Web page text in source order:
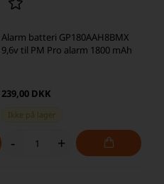
Alarm batteri GP180AAH8BMX
9,6v til PM Pro alarm 1800 mAh
239,00 DKK
Ikke på lager
- +